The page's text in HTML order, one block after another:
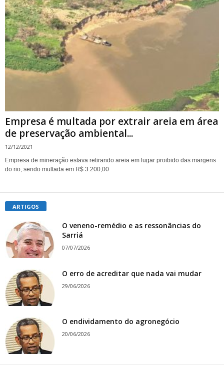
Empresa é multada por extrair areia em área
de preservação ambiental...
12/12/2021
Empresa de mineração estava retirando areia em lugar proibido das margens
do rio, sendo multada em R$ 3.200,00
ARTIGOS
O veneno-remédio e as ressonâncias do
Sarriá
07/07/2026
O erro de acreditar que nada vai mudar
29/06/2026
O endividamento do agronegócio
20/06/2026